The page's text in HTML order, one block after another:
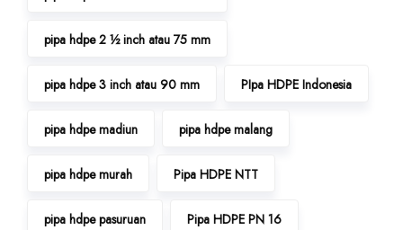
pipa hdpe 2 ½ inch atau 75 mm
pipa hdpe 3 inch atau 90 mm PIpa HDPE Indonesia
pipa hdpe madiun pipa hdpe malang
pipa hdpe murah Pipa HDPE NTT
pipa hdpe pasuruan Pipa HDPE PN 16